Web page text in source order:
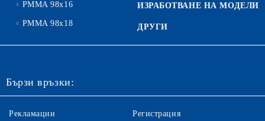
PMMA 98x16
PMMA 98x18
ИЗРАБОТВАНЕ НА МОДЕЛИ
ДРУГИ
Бързи връзки:
Рекламации Регистрация